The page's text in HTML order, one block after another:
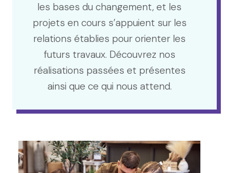
les bases du changement, et les
projets en cours s’appuient sur les
relations établies pour orienter les
futurs travaux. Découvrez nos
réalisations passées et présentes
ainsi que ce qui nous attend.